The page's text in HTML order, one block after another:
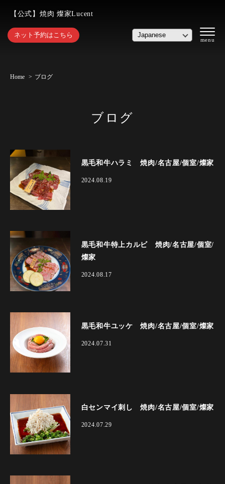
【公式】焼肉 燦家Lucent
ネット予約はこちら
Home ブログ
ブログ
黒毛和牛ハラミ 焼肉/名古屋/個室/燦家
2024.08.19
黒毛和牛特上カルビ 焼肉/名古屋/個室/
燦家
2024.08.17
黒毛和牛ユッケ 焼肉/名古屋/個室/燦家
2024.07.31
白センマイ刺し 焼肉/名古屋/個室/燦家
2024.07.29